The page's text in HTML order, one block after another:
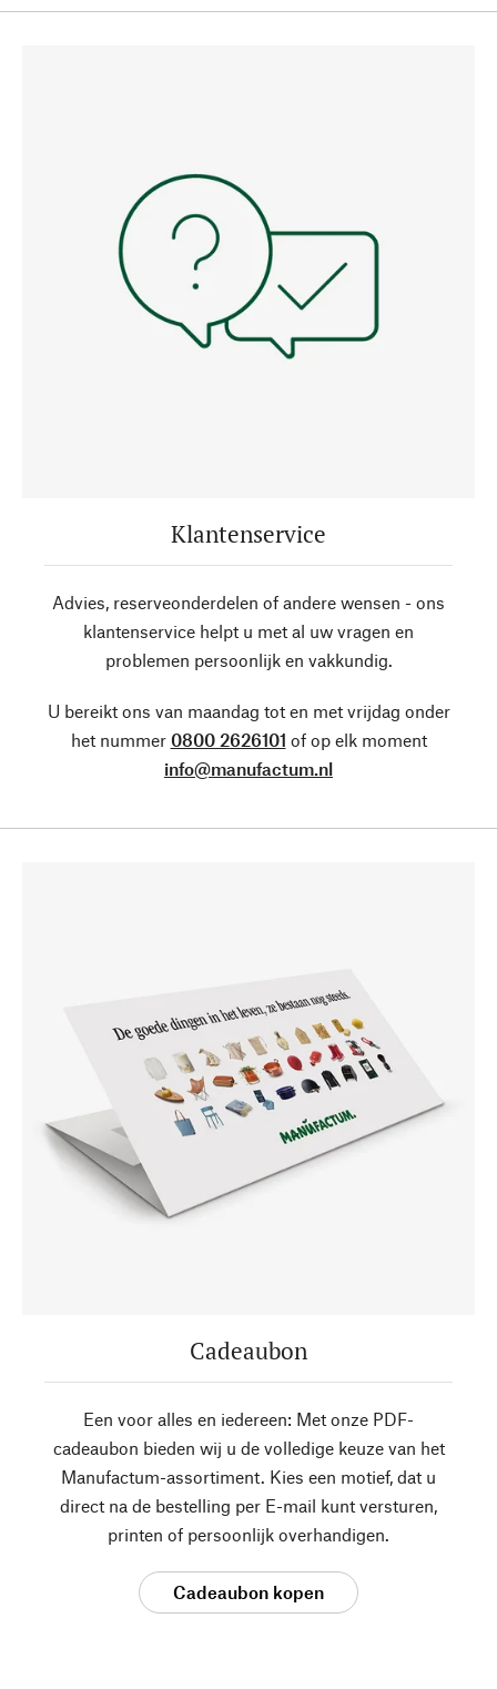
Klantenservice
Advies, reserveonderdelen of andere wensen - ons
klantenservice helpt u met al uw vragen en
problemen persoonlijk en vakkundig.
U bereikt ons van maandag tot en met vrijdag onder
het nummer 0800 2626101 of op elk moment
info@manufactum.nl
Cadeaubon
Een voor alles en iedereen: Met onze PDF-
cadeaubon bieden wij u de volledige keuze van het
Manufactum-assortiment. Kies een motief, dat u
direct na de bestelling per E-mail kunt versturen,
printen of persoonlijk overhandigen.
Cadeaubon kopen